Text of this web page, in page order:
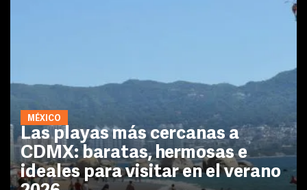
MÉXICO
Las playas más cercanas a
CDMX: baratas, hermosas e
ideales para visitar en el verano